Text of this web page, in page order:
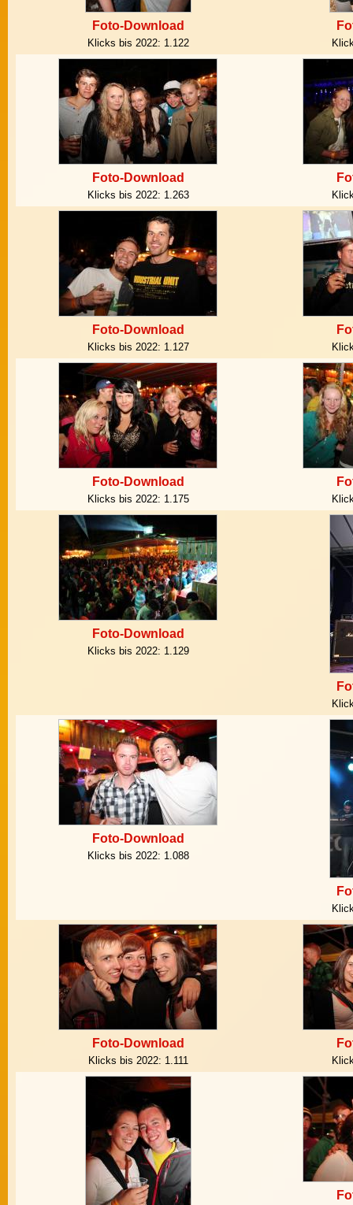
Foto-Download
Klicks bis 2022: 1.122
Foto-Download
Klicks bis 2022: 1.263
Foto-Download
Klicks bis 2022: 1.127
Foto-Download
Klicks bis 2022: 1.175
Foto-Download
Klicks bis 2022: 1.129
Foto-Download
Klicks bis 2022: 1.088
Foto-Download
Klicks bis 2022: 1.111